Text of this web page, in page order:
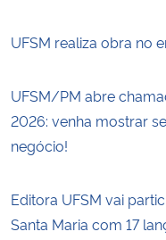
UFSM realiza obra no
UFSM/PM abre
2026: venha mostrar
negócio!
Editora UFSM vai
Santa Maria com 17